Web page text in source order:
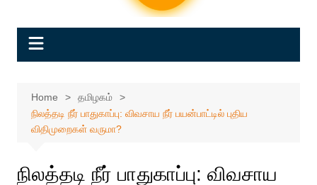
Home
தமிழகம்
நிலத்தடி நீர் பாதுகாப்பு: விவசாய நீர் பயன்பாட்டில் புதிய
விதிமுறைகள் வருமா?
நிலத்தடி நீர் பாதுகாப்பு: விவசாய